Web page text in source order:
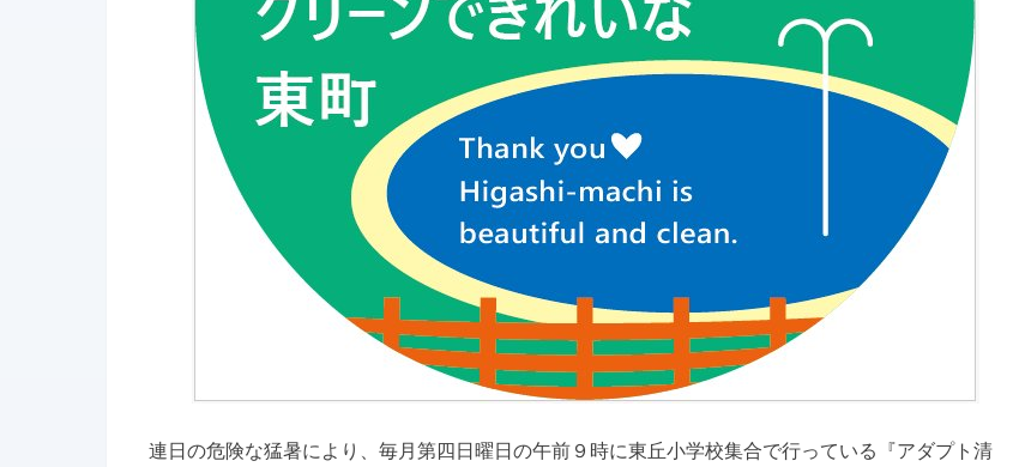
連日の危険な猛暑により、毎月第四日曜日の午前９時に東丘小学校集合で行っている『アダプト清